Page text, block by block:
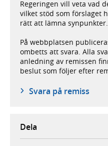
Regeringen vill veta vad
vilket stöd som förslaget
rätt att lämna synpunkter.
På webbplatsen
ombetts att svara. Alla
anledning av remissen
beslut som följer efter
Svara på remiss
Dela